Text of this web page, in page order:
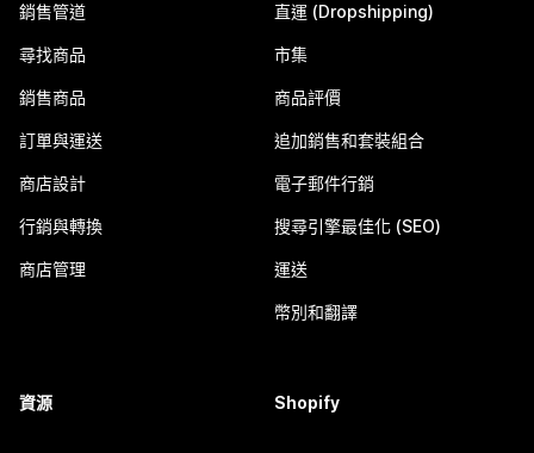
銷售管道
尋找商品
銷售商品
訂單與運送
商店設計
行銷與轉換
商店管理
直運 (Dropshipping)
市集
商品評價
追加銷售和套裝組合
電子郵件行銷
搜尋引擎最佳化 (SEO)
運送
幣別和翻譯
資源 Shopify